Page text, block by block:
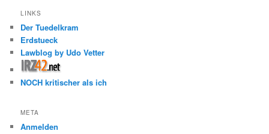
LINKS
Der Tuedelkram
Erdstueck
Lawblog by Udo Vetter
NOCH kritischer als ich
META
Anmelden